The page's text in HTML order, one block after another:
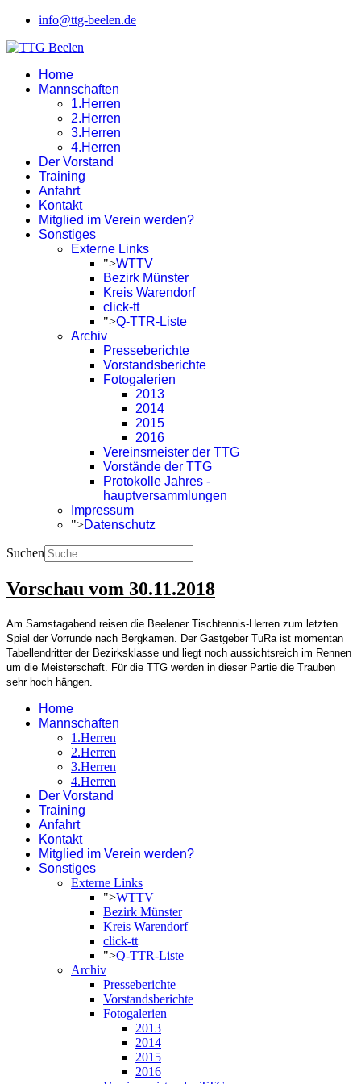
info@ttg-beelen.de
Home
Mannschaften
1.Herren
2.Herren
3.Herren
4.Herren
Der Vorstand
Training
Anfahrt
Kontakt
Mitglied im Verein werden?
Sonstiges
Externe Links
">WTTV
Bezirk Münster
Kreis Warendorf
click-tt
">Q-TTR-Liste
Archiv
Presseberichte
Vorstandsberichte
Fotogalerien
2013
2014
2015
2016
Vereinsmeister der TTG
Vorstände der TTG
Protokolle Jahres -
hauptversammlungen
Impressum
">Datenschutz
Suchen
Vorschau vom 30.11.2018
Am Samstagabend reisen die Beelener Tischtennis-Herren zum letzten
Spiel der Vorrunde nach Bergkamen. Der Gastgeber TuRa ist momentan
Tabellendritter der Bezirksklasse und liegt noch aussichtsreich im Rennen
um die Meisterschaft. Für die TTG werden in dieser Partie die Trauben
sehr hoch hängen.
Home
Mannschaften
1.Herren
2.Herren
3.Herren
4.Herren
Der Vorstand
Training
Anfahrt
Kontakt
Mitglied im Verein werden?
Sonstiges
Externe Links
">WTTV
Bezirk Münster
Kreis Warendorf
click-tt
">Q-TTR-Liste
Archiv
Presseberichte
Vorstandsberichte
Fotogalerien
2013
2014
2015
2016